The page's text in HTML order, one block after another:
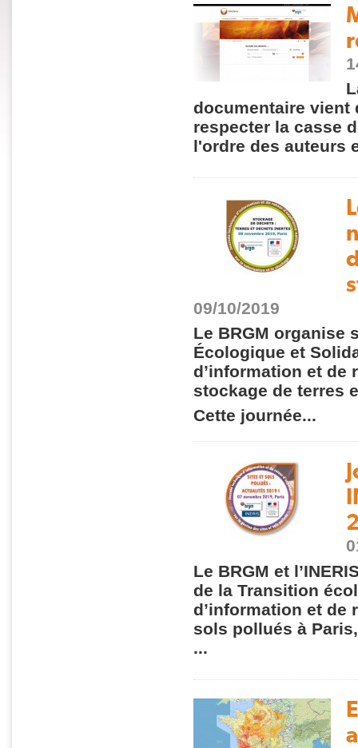
documentaire vient
respecter la casse
l'ordre des auteurs
09/10/2019
Le BRGM organise
Écologique et
d’information et de
stockage de terres
Cette journée...
Le BRGM et
de la Transition
d’information et de
sols pollués à
...